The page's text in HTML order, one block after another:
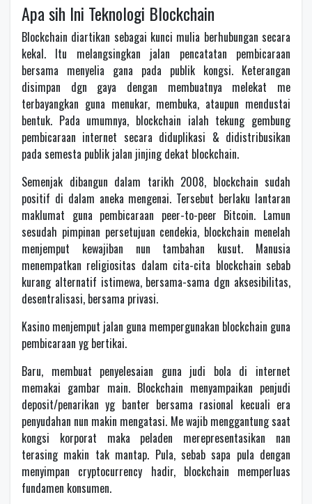
Apa sih Ini Teknologi Blockchain
Blockchain diartikan sebagai kunci mulia berhubungan secara
kekal. Itu melangsingkan jalan pencatatan pembicaraan
bersama menyelia gana pada publik kongsi. Keterangan
disimpan dgn gaya dengan membuatnya melekat me
terbayangkan guna menukar, membuka, ataupun mendustai
bentuk. Pada umumnya, blockchain ialah tekung gembung
pembicaraan internet secara diduplikasi & didistribusikan
pada semesta publik jalan jinjing dekat blockchain.
Semenjak dibangun dalam tarikh 2008, blockchain sudah
positif di dalam aneka mengenai. Tersebut berlaku lantaran
maklumat guna pembicaraan peer-to-peer Bitcoin. Lamun
sesudah pimpinan persetujuan cendekia, blockchain menelah
menjemput kewajiban nun tambahan kusut. Manusia
menempatkan religiositas dalam cita-cita blockchain sebab
kurang alternatif istimewa, bersama-sama dgn aksesibilitas,
desentralisasi, bersama privasi.
Kasino menjemput jalan guna mempergunakan blockchain guna
pembicaraan yg bertikai.
Baru, membuat penyelesaian guna judi bola di internet
memakai gambar main. Blockchain menyampaikan penjudi
deposit/penarikan yg banter bersama rasional kecuali era
penyudahan nun makin mengatasi. Me wajib menggantung saat
kongsi korporat maka peladen merepresentasikan nan
terasing makin tak mantap. Pula, sebab sapa pula dengan
menyimpan cryptocurrency hadir, blockchain memperluas
fundamen konsumen.